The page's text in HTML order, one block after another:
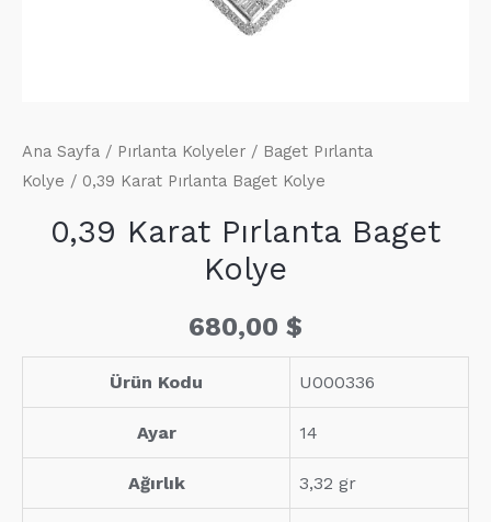
Ana Sayfa / Pırlanta Kolyeler / Baget Pırlanta
Kolye / 0,39 Karat Pırlanta Baget Kolye
0,39 Karat Pırlanta Baget
Kolye
680,00 $
Ürün Kodu U000336
Ayar 14
Ağırlık 3,32 gr